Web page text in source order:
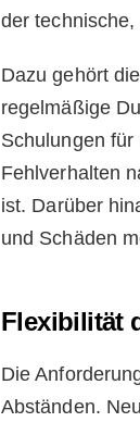
der
Dazu gehört
regelmäßige
Schulungen
Fehlverhalten
ist. Darüber
und Schäden
Flexibilität
Die
Abständen.